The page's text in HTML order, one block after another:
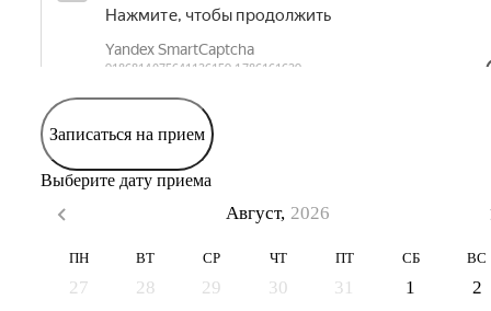
Записаться на прием
Выберите дату приема
Август, 2026
ПН ВТ СР ЧТ ПТ СБ ВС
27 28 29 30 31 1
2